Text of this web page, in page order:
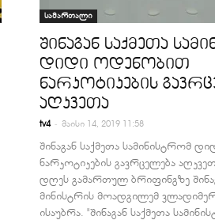
სამართალი
შინაგან საქმეთა
დიდი ოდენობით
ნარკოტიკების
აღკვეთა
tv4 - მაისი 14, 2019 11:58
შინაგან საქმეთა სამინისტრომ
ნარკოტიკების გავრცელება
დღეს გამართულ ბრიფინგზე
მინისტრის მოადგილემ
ისაუბრა. "შინაგან საქმეთა